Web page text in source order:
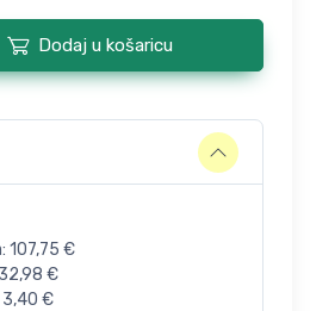
Dodaj u košaricu
107,75 €
32,98 €
3,40 €